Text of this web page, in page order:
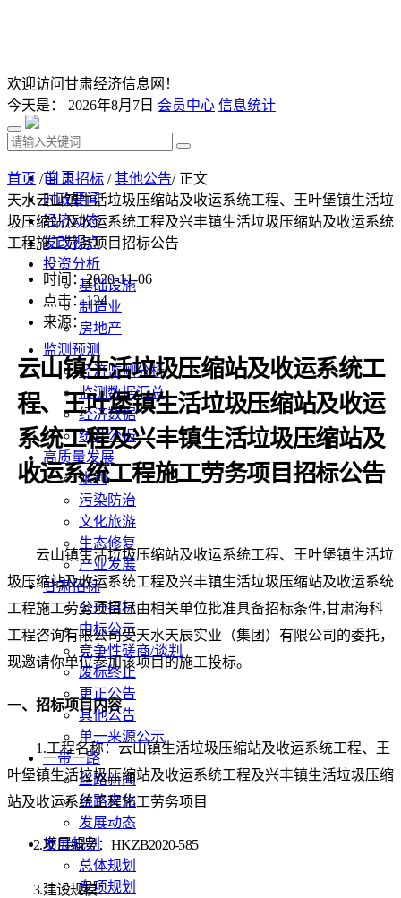
欢迎访问甘肃经济信息网！
今天是： 2026年8月7日 会员中心 信息统计
首 页
时政要闻
经济动态
发改视点
投资分析
基础设施
制造业
房地产
监测预测
经济监测分析
监测数据汇总
经济数据
统计公报
高质量发展
水利
污染防治
文化旅游
生态修复
产业发展
甘肃招标
公开招标
中标公示
竞争性磋商/谈判
废标终止
更正公告
其他公告
单一来源公示
一带一路
丝路新闻
丝路文化
发展动态
发展规划
总体规划
专项规划
首页 /甘肃招标 /其他公告/ 正文
天水云山镇生活垃圾压缩站及收运系统工程、王叶堡镇生活垃
圾压缩站及收运系统工程及兴丰镇生活垃圾压缩站及收运系统
工程施工劳务项目招标公告
时间：2020-11-06
点击：124
来源：
云山镇生活垃圾压缩站及收运系统工
程、王叶堡镇生活垃圾压缩站及收运
系统工程及兴丰镇生活垃圾压缩站及
收运系统工程施工劳务项目招标公告
云山镇生活垃圾压缩站及收运系统工程、王叶堡镇生活垃
圾压缩站及收运系统工程及兴丰镇生活垃圾压缩站及收运系统
工程施工劳务项目已由相关单位批准具备招标条件,甘肃海科
工程咨询有限公司受天水天辰实业（集团）有限公司的委托，
现邀请你单位参加该项目的施工投标。
一、招标项目内容
1.工程名称：云山镇生活垃圾压缩站及收运系统工程、王
叶堡镇生活垃圾压缩站及收运系统工程及兴丰镇生活垃圾压缩
站及收运系统工程施工劳务项目
2.项目编号： HKZB2020-585
3.建设规模：